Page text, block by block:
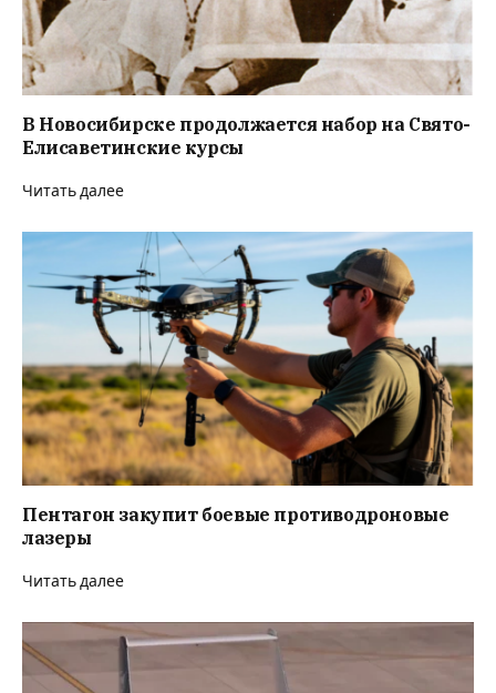
В Новосибирске продолжается набор на Свято-
Елисаветинские курсы
Читать далее
Пентагон закупит боевые противодроновые
лазеры
Читать далее